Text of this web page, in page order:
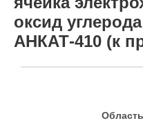
оксид
АНКАТ-410 (к